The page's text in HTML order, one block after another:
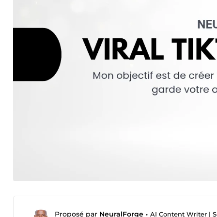
Proposé par NeuralForge • AI Content Writer |